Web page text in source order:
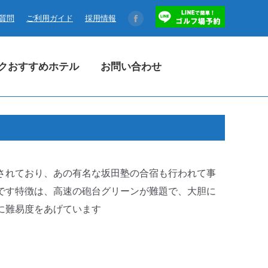
問 ご利用ガイド 採用情報
Facebook
page
in
おすすめホテル お問い合わせ
れており、あの有名な坂田塾の合宿も行われて事
す特徴は、高速の砲台グリーンが難題で、大胆に
難易度をあげています
おすすめホテル お問い合わせ